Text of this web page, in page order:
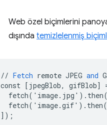
Web özel biçimlerini
dışında temizlelenmiş
// Fetch remote JPEG and
const [ jpegBlob, gifBlob]
] );